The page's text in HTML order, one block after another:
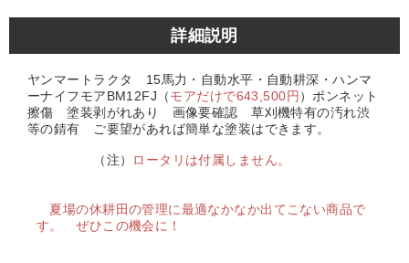
詳細説明
ヤンマートラクタ 15馬力・自動水平・自動耕深・ハンマ
ーナイフモアBM12FJ（モアだけで643,500円 ）ボンネット
擦傷 塗装剥がれあり 画像要確認 草刈機特有の汚れ渋
等の錆有 ご要望があれば簡単な塗装はできます。
（注） ロータリは付属しません。
夏場の休耕田の管理に最適なかなか出てこない商品で
す。 ぜひこの機会に！